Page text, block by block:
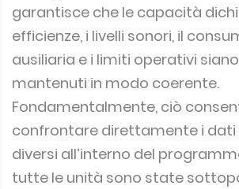
garantisce che le capacità
efficienze, i livelli sonori, il
ausiliaria e i limiti operativi
mantenuti in modo coerente.
Fondamentalmente, ciò
confrontare direttamente i
diversi all’interno del
tutte le unità sono state